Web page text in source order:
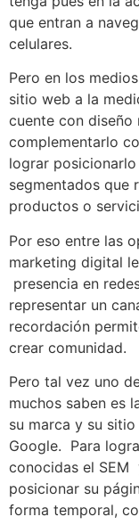
que entran a
celulares.
Pero en los
sitio web a la
cuente con diseño
complementarlo
lograr
segmentados que
productos o
Por eso entre las
marketing digital
presencia en
representar un
recordación
crear comunidad.
Pero tal vez uno
muchos saben es
su marca y su
Google. Para
conocidas el SEM
posicionar su
forma temporal,